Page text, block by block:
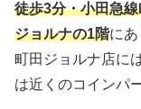
徒歩3分・小田急
ジョルナの1階にあ
町田ジョルナ店に
は近くのコインパ